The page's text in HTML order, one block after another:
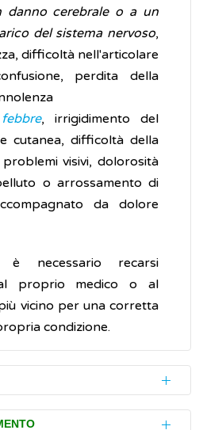
danno cerebrale o a un
del sistema nervoso,
difficoltà nell'articolare
perdita della
febbre, irrigidimento del
cutanea, difficoltà della
problemi visivi, dolorosità
o arrossamento di
da dolore
necessario recarsi
proprio medico o al
vicino per una corretta
condizione.